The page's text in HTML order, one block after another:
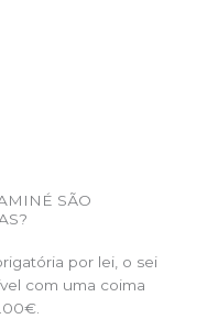
SÃO
por lei, o sei
com uma coima